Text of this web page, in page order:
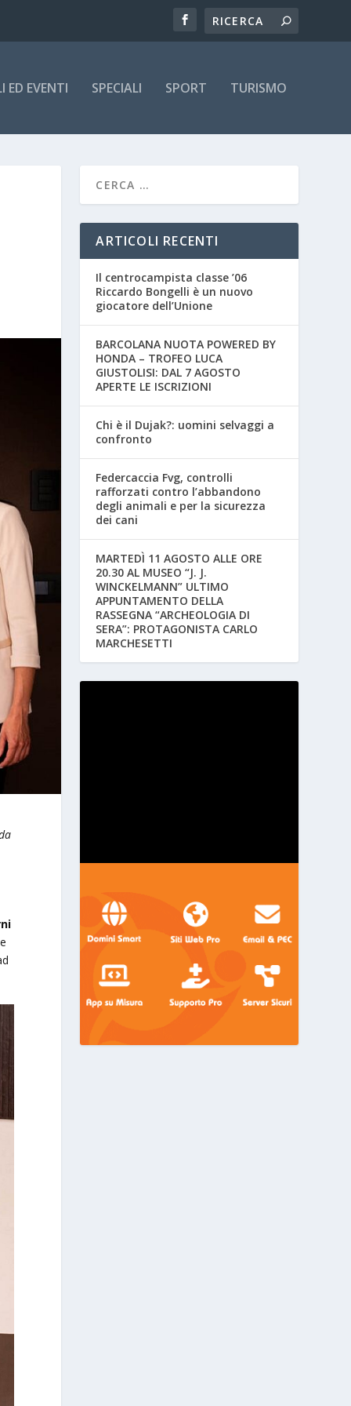
ED EVENTI SPECIALI SPORT TURISMO
ARTICOLI RECENTI
Il centrocampista classe ’06
Riccardo Bongelli è un nuovo
giocatore dell’Unione
BARCOLANA NUOTA POWERED BY
HONDA – TROFEO LUCA
GIUSTOLISI: DAL 7 AGOSTO
APERTE LE ISCRIZIONI
Chi è il Dujak?: uomini selvaggi a
confronto
Federcaccia Fvg, controlli
rafforzati contro l’abbandono
degli animali e per la sicurezza
dei cani
MARTEDÌ 11 AGOSTO ALLE ORE
20.30 AL MUSEO “J. J.
WINCKELMANN” ULTIMO
APPUNTAMENTO DELLA
RASSEGNA “ARCHEOLOGIA DI
SERA”: PROTAGONISTA CARLO
MARCHESETTI